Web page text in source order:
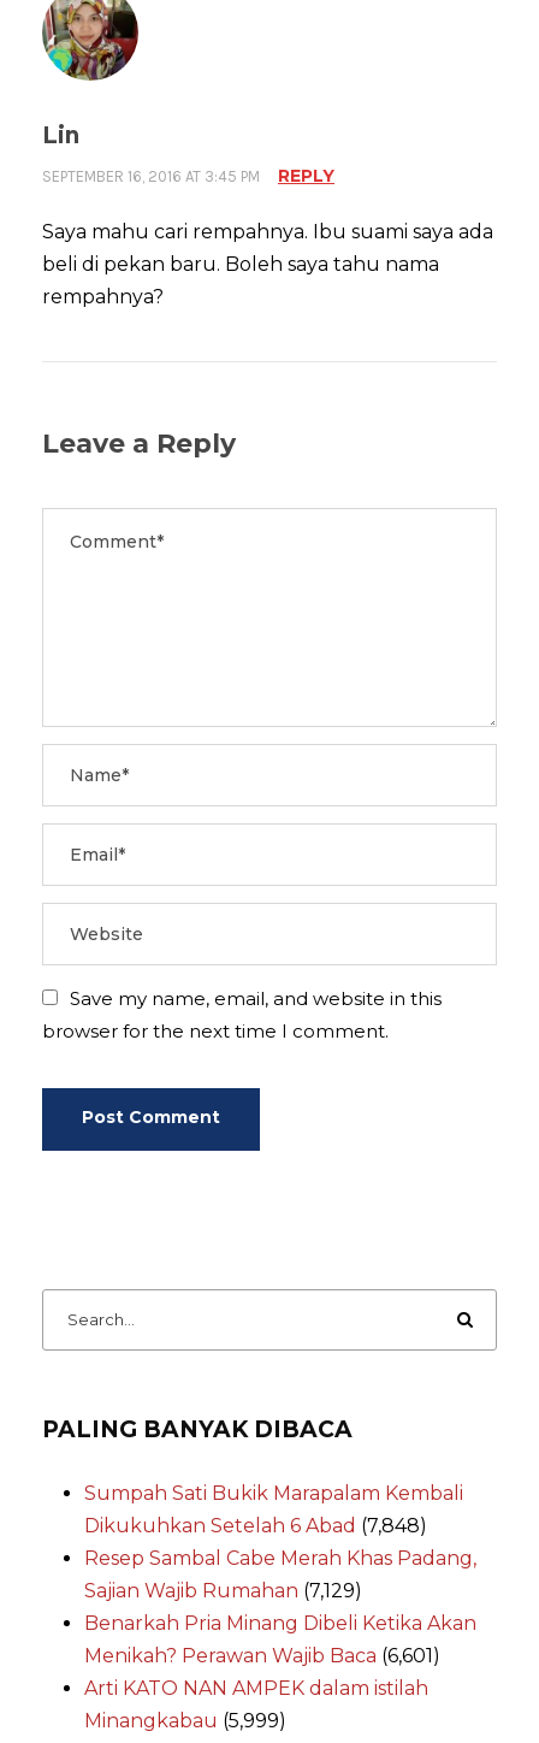
Lin
SEPTEMBER 16, 2016 AT 3:45 PM REPLY
Saya mahu cari rempahnya. Ibu suami saya ada
beli di pekan baru. Boleh saya tahu nama
rempahnya?
Leave a Reply
Save my name, email, and website in this
browser for the next time I comment.
PALING BANYAK DIBACA
Sumpah Sati Bukik Marapalam Kembali
Dikukuhkan Setelah 6 Abad (7,848)
Resep Sambal Cabe Merah Khas Padang,
Sajian Wajib Rumahan (7,129)
Benarkah Pria Minang Dibeli Ketika Akan
Menikah? Perawan Wajib Baca (6,601)
Arti KATO NAN AMPEK dalam istilah
Minangkabau (5,999)